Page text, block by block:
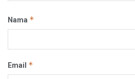
Nama *
Email *